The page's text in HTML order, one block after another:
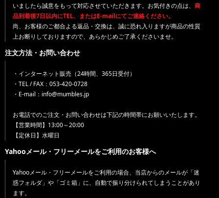
いましたら誠意をもって対応させていただきます。お気付きの点は、 商
品到着後7日以内にTEL、またはE-mailにてご連絡ください。
尚、お客様のご都合よる返品・交換は、誠に恐れ入りますが商品の性質
上お断りしておりますので、あらかじめご了承くださいませ。
注文方法・お問い合わせ
・インターネット販売（24時間、365日受付）
・TEL / FAX：053-420-0728
・E-mail：info@mumbles.jp
お電話でのご注文・お問い合わせは下記の時間帯にお願いいたします。
【営業時間】13:00～20:00
【定休日】水曜日
Yahooメール・フリーメールをご利用のお客様へ
Yahooメール・フリーメールをご利用の場合、当店からのメールが「迷
惑フォルダ」や「ゴミ箱」に、自動で振り分けられてしまうことがあり
ます。